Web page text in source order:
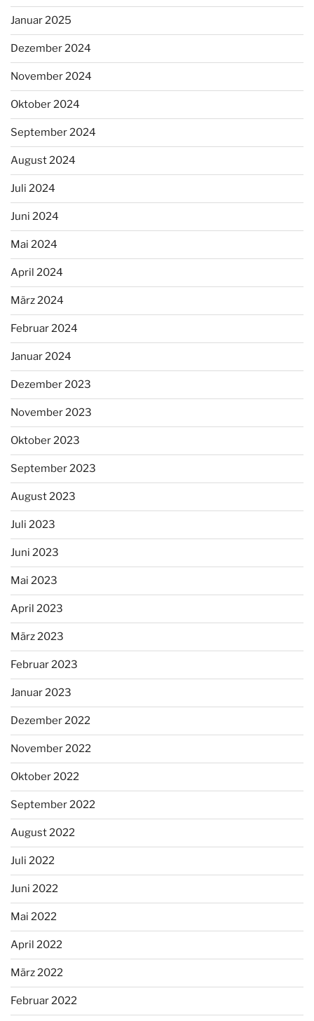
Januar 2025
Dezember 2024
November 2024
Oktober 2024
September 2024
August 2024
Juli 2024
Juni 2024
Mai 2024
April 2024
März 2024
Februar 2024
Januar 2024
Dezember 2023
November 2023
Oktober 2023
September 2023
August 2023
Juli 2023
Juni 2023
Mai 2023
April 2023
März 2023
Februar 2023
Januar 2023
Dezember 2022
November 2022
Oktober 2022
September 2022
August 2022
Juli 2022
Juni 2022
Mai 2022
April 2022
März 2022
Februar 2022